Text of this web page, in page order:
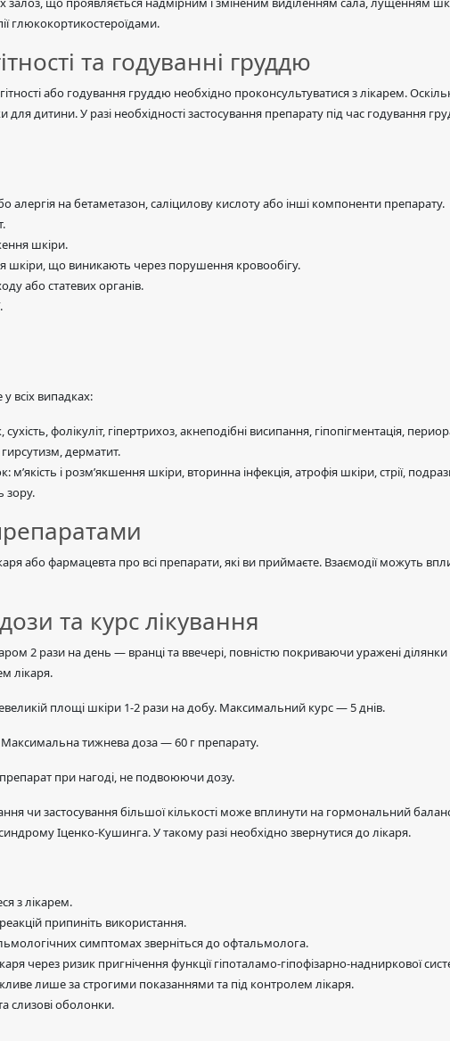
глюкокортикостероїдами.
та годуванні груддю
або годування груддю необхідно проконсультуватися з лікарем.
дитини. У разі необхідності застосування препарату під час годування
алергія на бетаметазон, саліцилову кислоту або інші компоненти препарату.
шкіри.
шкіри, що виникають через порушення кровообігу.
або статевих органів.
всіх випадках:
фолікуліт, гіпертрихоз, акнеподібні висипання, гіпопігментація,
гирсутизм, дерматит.
і розм’якшення шкіри, вторинна інфекція, атрофія шкіри, стрії,
зору.
або фармацевта про всі препарати, які ви приймаєте. Взаємодії можуть
та курс лікування
2 рази на день — вранці та ввечері, повністю покриваючи уражені
лікаря.
площі шкіри 1-2 рази на добу. Максимальний курс — 5 днів.
Максимальна тижнева доза — 60 г препарату.
препарат при нагоді, не подвоюючи дозу.
чи застосування більшої кількості може вплинути на гормональний
Іценко-Кушинга. У такому разі необхідно звернутися до лікаря.
з лікарем.
припиніть використання.
симптомах зверніться до офтальмолога.
через ризик пригнічення функції гіпоталамо-гіпофізарно-надниркової
лише за строгими показаннями та під контролем лікаря.
слизові оболонки.